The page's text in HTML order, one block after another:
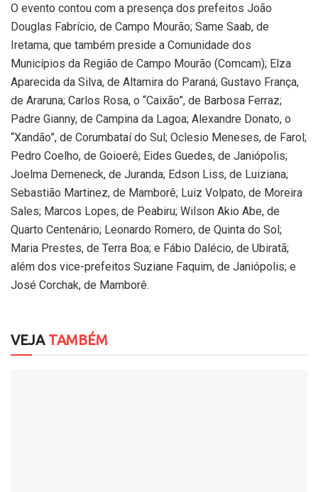
O evento contou com a presença dos prefeitos João
Douglas Fabrício, de Campo Mourão; Same Saab, de
Iretama, que também preside a Comunidade dos
Municípios da Região de Campo Mourão (Comcam); Elza
Aparecida da Silva, de Altamira do Paraná; Gustavo França,
de Araruna; Carlos Rosa, o “Caixão”, de Barbosa Ferraz;
Padre Gianny, de Campina da Lagoa; Alexandre Donato, o
“Xandão”, de Corumbataí do Sul; Oclesio Meneses, de Farol;
Pedro Coelho, de Goioerê; Eides Guedes, de Janiópolis;
Joelma Demeneck, de Juranda; Edson Liss, de Luiziana;
Sebastião Martinez, de Mamborê; Luiz Volpato, de Moreira
Sales; Marcos Lopes, de Peabiru; Wilson Akio Abe, de
Quarto Centenário; Leonardo Romero, de Quinta do Sol;
Maria Prestes, de Terra Boa; e Fábio Dalécio, de Ubiratã;
além dos vice-prefeitos Suziane Faquim, de Janiópolis; e
José Corchak, de Mamborê.
VEJATAMBÉM